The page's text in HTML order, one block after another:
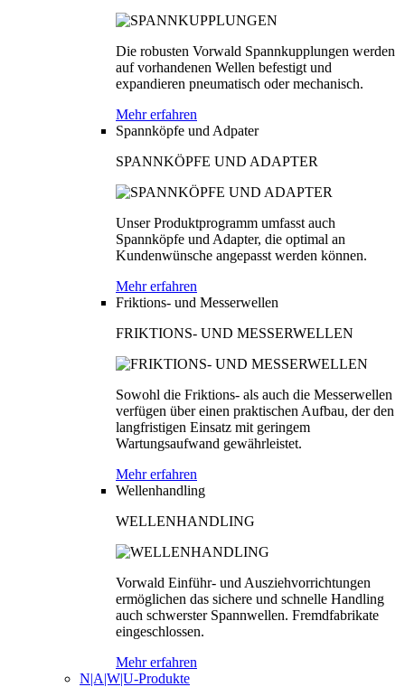
Die robusten Vorwald Spannkupplungen werden
auf vorhandenen Wellen befestigt und
expandieren pneumatisch oder mechanisch.
Mehr erfahren
Spannköpfe und Adpater
SPANNKÖPFE UND ADAPTER
Unser Produktprogramm umfasst auch
Spannköpfe und Adapter, die optimal an
Kundenwünsche angepasst werden können.
Mehr erfahren
Friktions- und Messerwellen
FRIKTIONS- UND MESSERWELLEN
Sowohl die Friktions- als auch die Messerwellen
verfügen über einen praktischen Aufbau, der den
langfristigen Einsatz mit geringem
Wartungsaufwand gewährleistet.
Mehr erfahren
Wellenhandling
WELLENHANDLING
Vorwald Einführ- und Ausziehvorrichtungen
ermöglichen das sichere und schnelle Handling
auch schwerster Spannwellen. Fremdfabrikate
eingeschlossen.
Mehr erfahren
N|A|W|U-Produkte